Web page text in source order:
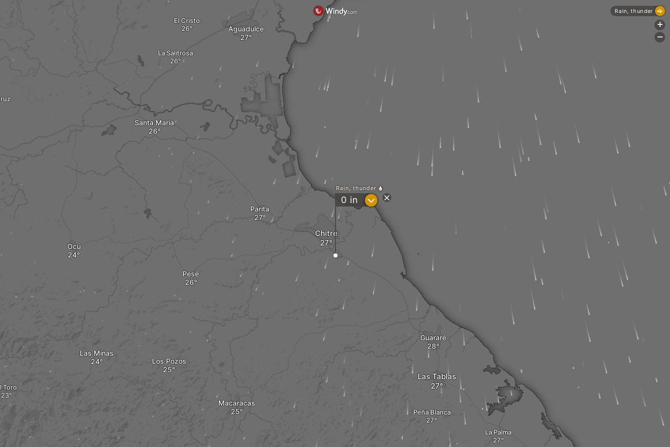
Chitré
Pesé
Parita
Santa María
La Salitrosa
Los Pozos
Macaracas
Las Tablas
Peña Blanca
Guararé
Ocú
Aguadulce
El Cristo
Las Minas
La Palma
Toro
Rain, thunder
0 in ?
Rain, thunder
+
-